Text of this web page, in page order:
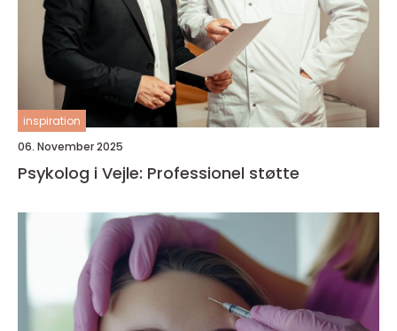
inspiration
06. November 2025
Psykolog i Vejle: Professionel støtte